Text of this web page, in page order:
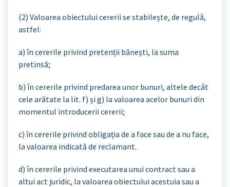
(2) Valoarea obiectului cererii se stabilește, de regulă,
astfel:
a) în cererile privind pretenții bănești, la suma
pretinsă;
b) în cererile privind predarea unor bunuri, altele decât
cele arătate la lit. f) și g) la valoarea acelor bunuri din
momentul introducerii cererii;
c) în cererile privind obligația de a face sau de a nu face,
la valoarea indicată de reclamant.
d) în cererile privind executarea unui contract sau a
altui act juridic, la valoarea obiectului acestuia sau a